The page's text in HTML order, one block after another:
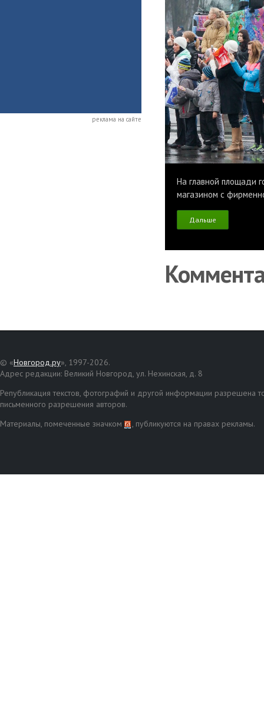
реклама на сайте
На главной площади
магазином с
Дальше
© «Новгород.ру», 1997-2026.
Адрес редакции: Великий Новгород, ул. Нехинская, д. 8
Републикация текстов, фотографий и другой информации разрешена
письменного разрешения авторов.
Материалы, помеченные значком
, публикуются на правах рекламы.